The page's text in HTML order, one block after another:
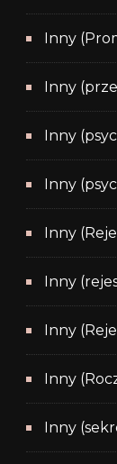
Inny
Inny
Inny
Inny
Inny
Inny
Inny
Inny
Inny